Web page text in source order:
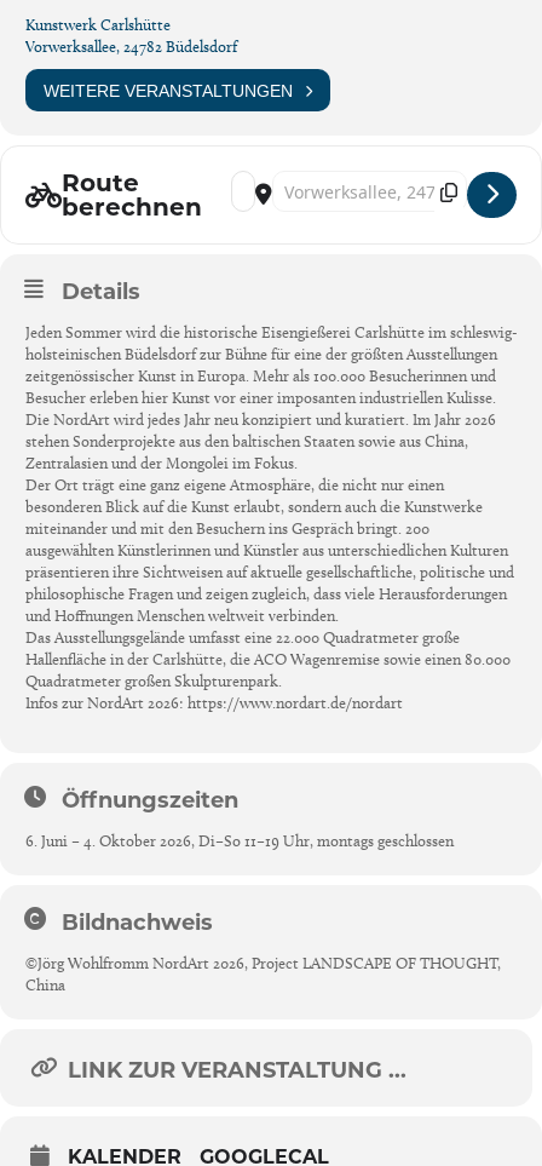
Kunstwerk Carlshütte
Vorwerksallee, 24782 Büdelsdorf
WEITERE VERANSTALTUNGEN
Route
berechnen
Address - NordArt 2026 im Kunstwerk
Destination Address - NordArt 2026
Details
Jeden Sommer wird die historische Eisengießerei Carlshütte im schleswig-
holsteinischen Büdelsdorf zur Bühne für eine der größten Ausstellungen
zeitgenössischer Kunst in Europa. Mehr als 100.000 Besucherinnen und
Besucher erleben hier Kunst vor einer imposanten industriellen Kulisse.
Die NordArt wird jedes Jahr neu konzipiert und kuratiert. Im Jahr 2026
stehen Sonderprojekte aus den baltischen Staaten sowie aus China,
Zentralasien und der Mongolei im Fokus.
Der Ort trägt eine ganz eigene Atmosphäre, die nicht nur einen
besonderen Blick auf die Kunst erlaubt, sondern auch die Kunstwerke
miteinander und mit den Besuchern ins Gespräch bringt. 200
ausgewählten Künstlerinnen und Künstler aus unterschiedlichen Kulturen
präsentieren ihre Sichtweisen auf aktuelle gesellschaftliche, politische und
philosophische Fragen und zeigen zugleich, dass viele Herausforderungen
und Hoffnungen Menschen weltweit verbinden.
Das Ausstellungsgelände umfasst eine 22.000 Quadratmeter große
Hallenfläche in der Carlshütte, die ACO Wagenremise sowie einen 80.000
Quadratmeter großen Skulpturenpark.
Infos zur NordArt 2026: https://www.nordart.de/nordart
Öffnungszeiten
6. Juni – 4. Oktober 2026, Di–So 11–19 Uhr, montags geschlossen
Bildnachweis
©Jörg Wohlfromm NordArt 2026, Project LANDSCAPE OF THOUGHT,
China
LINK ZUR VERANSTALTUNG ...
KALENDER GOOGLECAL